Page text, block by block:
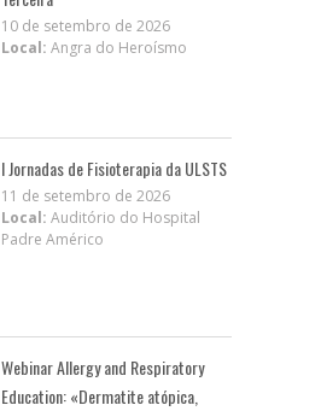
10 de setembro de 2026
Local: Angra do Heroísmo
I Jornadas de Fisioterapia da ULSTS
11 de setembro de 2026
Local: Auditório do Hospital
Padre Américo
Webinar Allergy and Respiratory
Education: «Dermatite atópica,